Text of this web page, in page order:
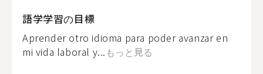
語学学習の目標
Aprender otro idioma para poder avanzar en
mi vida laboral y... もっと見る